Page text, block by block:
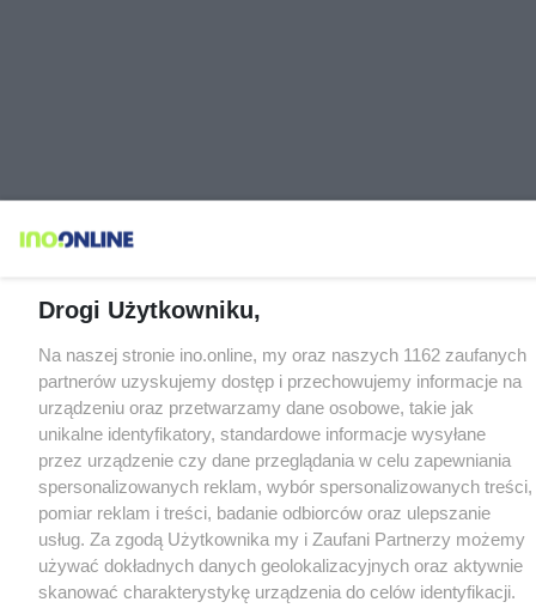
Drogi Użytkowniku,
Na naszej stronie ino.online, my oraz naszych 1162 zaufanych
partnerów uzyskujemy dostęp i przechowujemy informacje na
urządzeniu oraz przetwarzamy dane osobowe, takie jak
unikalne identyfikatory, standardowe informacje wysyłane
przez urządzenie czy dane przeglądania w celu zapewniania
spersonalizowanych reklam, wybór spersonalizowanych treści,
pomiar reklam i treści, badanie odbiorców oraz ulepszanie
usług. Za zgodą Użytkownika my i Zaufani Partnerzy możemy
używać dokładnych danych geolokalizacyjnych oraz aktywnie
skanować charakterystykę urządzenia do celów identyfikacji.